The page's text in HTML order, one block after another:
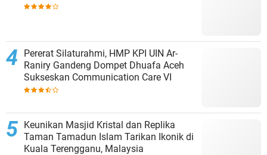
Pererat Silaturahmi, HMP KPI UIN Ar-
Raniry Gandeng Dompet Dhuafa Aceh
Sukseskan Communication Care VI
Keunikan Masjid Kristal dan Replika
Taman Tamadun Islam Tarikan Ikonik di
Kuala Terengganu, Malaysia